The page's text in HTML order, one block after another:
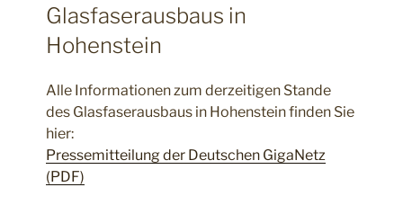
Glasfaserausbaus in
Hohenstein
Alle Informationen zum derzeitigen Stande
des Glasfaserausbaus in Hohenstein finden Sie
hier:
Pressemitteilung der Deutschen GigaNetz
(PDF)